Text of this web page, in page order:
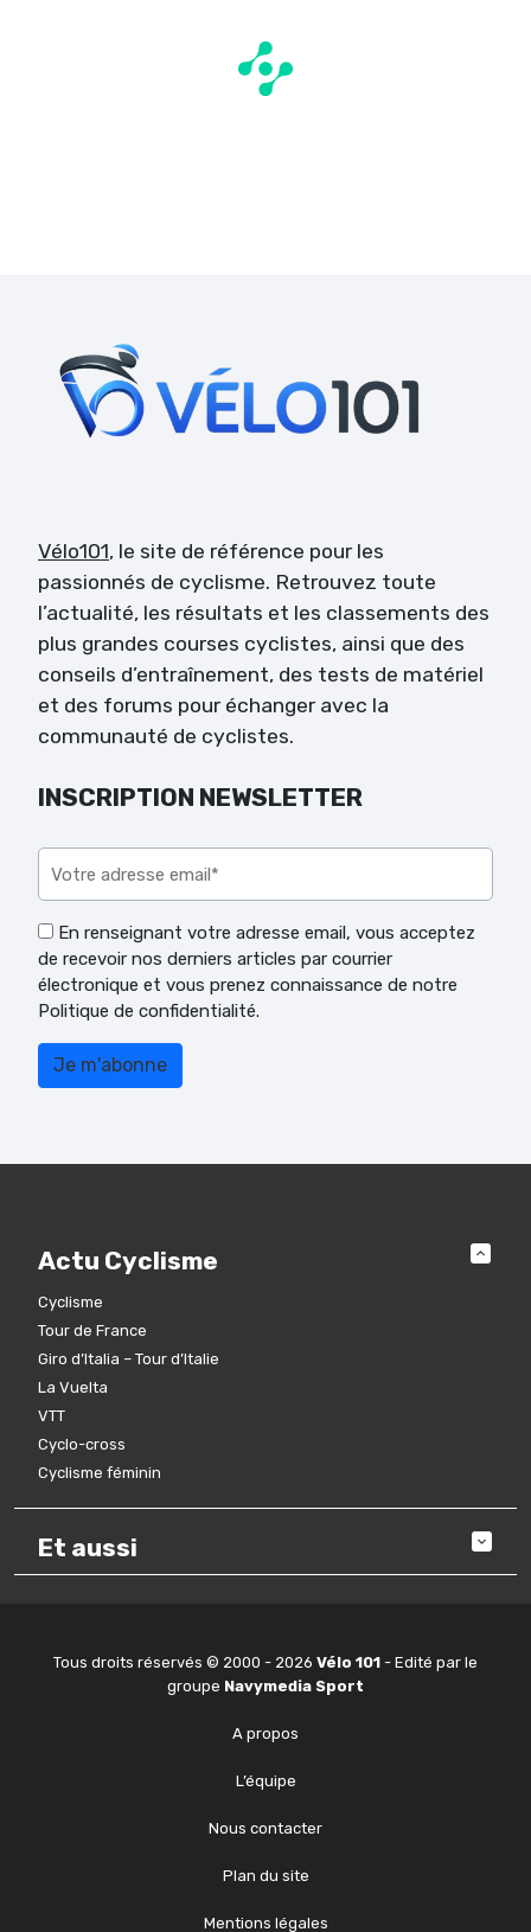
Vélo101, le site de référence pour les
passionnés de cyclisme. Retrouvez toute
l’actualité, les résultats et les classements des
plus grandes courses cyclistes, ainsi que des
conseils d’entraînement, des tests de matériel
et des forums pour échanger avec la
communauté de cyclistes.
INSCRIPTION NEWSLETTER
En renseignant votre adresse email, vous acceptez
de recevoir nos derniers articles par courrier
électronique et vous prenez connaissance de notre
Politique de confidentialité.
Actu Cyclisme
Cyclisme
Tour de France
Giro d’Italia – Tour d’Italie
La Vuelta
VTT
Cyclo-cross
Cyclisme féminin
Et aussi
Tous droits réservés © 2000 - 2026 Vélo 101 - Edité par le
groupe Navymedia Sport
A propos
L’équipe
Nous contacter
Plan du site
Mentions légales